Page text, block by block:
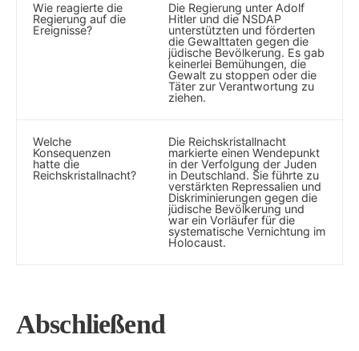
Wie reagierte die
Regierung auf die
Ereignisse?
Die Regierung unter Adolf
⁣Hitler und die NSDAP
unterstützten und förderten
die Gewalttaten gegen⁣ die
jüdische Bevölkerung. Es gab
keinerlei Bemühungen, die ​
Gewalt ⁣zu stoppen oder die
⁤Täter zur Verantwortung zu
ziehen.
Welche
Konsequenzen
hatte die
Reichskristallnacht?
Die Reichskristallnacht
markierte einen Wendepunkt
in der Verfolgung der Juden
in Deutschland. Sie führte zu
verstärkten Repressalien und
Diskriminierungen gegen die
jüdische Bevölkerung und
war​ ein Vorläufer für die
systematische Vernichtung ​im
Holocaust.
Abschließend